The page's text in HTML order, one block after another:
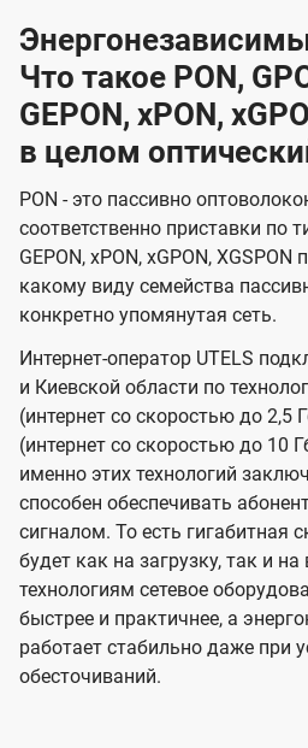
Что такое PON,
GEPON, xPON,
в целом
PON - это пассивно
соответственно приставки по
GEPON, xPON, xGPON,
какому виду семейства
конкретно упомянутая сеть.
Интернет-оператор UTELS
и Киевской области по
(интернет со скоростью до 2,5
(интернет со скоростью до 10
именно этих технологий
способен обеспечивать
сигналом. То есть гигабитная
будет как на загрузку, так и
технологиям сетевое
быстрее и практичнее, а
работает стабильно даже при
обесточиваний.